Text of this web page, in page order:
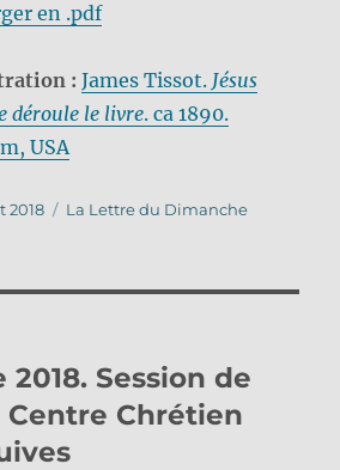
en .pdf
: James Tissot. Jésus
déroule le livre. ca 1890.
USA
2018 Catégories
La Lettre du Dimanche
Session de
Chrétien